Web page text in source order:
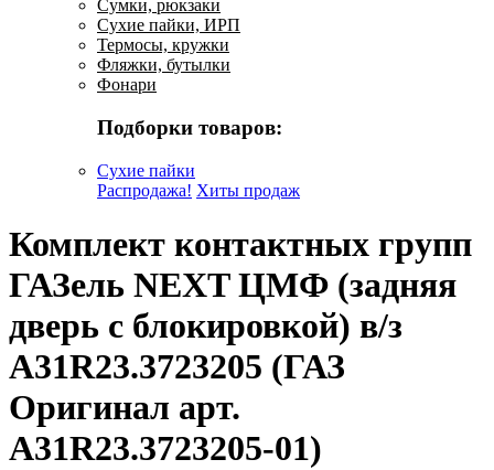
Сумки, рюкзаки
Сухие пайки, ИРП
Термосы, кружки
Фляжки, бутылки
Фонари
Подборки товаров:
Сухие пайки
Распродажа! Хиты продаж
Комплект контактных групп
ГАЗель NEXT ЦМФ (задняя
дверь с блокировкой) в/з
А31R23.3723205 (ГАЗ
Оригинал арт.
А31R23.3723205-01)